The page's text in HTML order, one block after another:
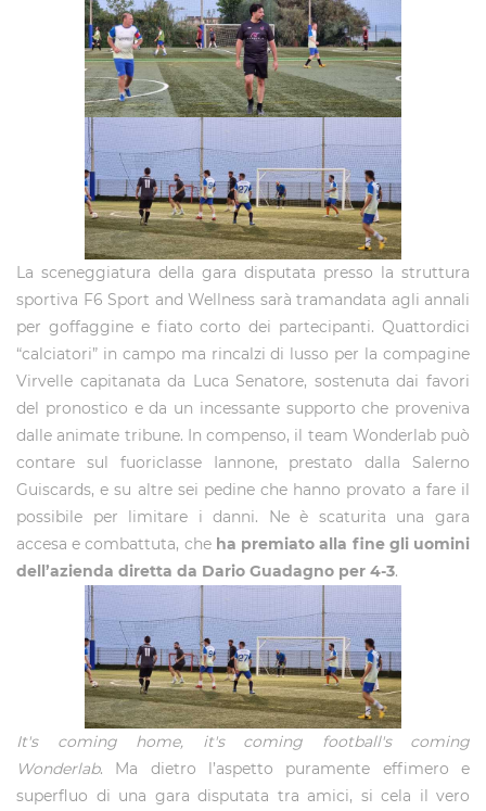
La sceneggiatura della gara disputata presso la struttura
sportiva F6 Sport and Wellness sarà tramandata agli annali
per goffaggine e fiato corto dei partecipanti. Quattordici
“calciatori” in campo ma rincalzi di lusso per la compagine
Virvelle capitanata da Luca Senatore, sostenuta dai favori
del pronostico e da un incessante supporto che proveniva
dalle animate tribune. In compenso, il team Wonderlab può
contare sul fuoriclasse Iannone, prestato dalla Salerno
Guiscards, e su altre sei pedine che hanno provato a fare il
possibile per limitare i danni. Ne è scaturita una gara
accesa e combattuta, cheha premiato alla fine gli uomini
dell’azienda diretta da Dario Guadagno per 4-3.
It's coming home, it's coming football's coming
Wonderlab. Ma dietro l’aspetto puramente effimero e
superfluo di una gara disputata tra amici, si cela il vero